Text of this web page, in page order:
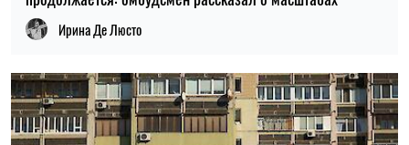
Ирина Де Люсто